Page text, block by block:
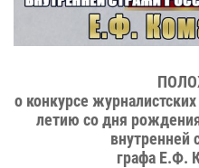
о конкурсе
летию со дня
внутренней
графа Е.Ф.